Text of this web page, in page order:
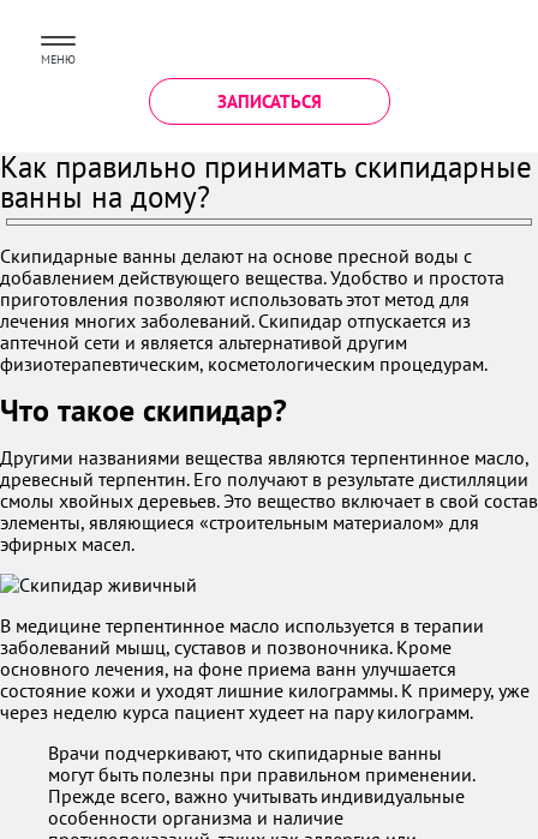
МЕНЮ
ЗАПИСАТЬСЯ
Как правильно принимать скипидарные
ванны на дому?
Скипидарные ванны делают на основе пресной воды с
добавлением действующего вещества. Удобство и простота
приготовления позволяют использовать этот метод для
лечения многих заболеваний. Скипидар отпускается из
аптечной сети и является альтернативой другим
физиотерапевтическим, косметологическим процедурам.
Что такое скипидар?
Другими названиями вещества являются терпентинное масло,
древесный терпентин. Его получают в результате дистилляции
смолы хвойных деревьев. Это вещество включает в свой состав
элементы, являющиеся «строительным материалом» для
эфирных масел.
В медицине терпентинное масло используется в терапии
заболеваний мышц, суставов и позвоночника. Кроме
основного лечения, на фоне приема ванн улучшается
состояние кожи и уходят лишние килограммы. К примеру, уже
через неделю курса пациент худеет на пару килограмм.
Врачи подчеркивают, что скипидарные ванны
могут быть полезны при правильном применении.
Прежде всего, важно учитывать индивидуальные
особенности организма и наличие